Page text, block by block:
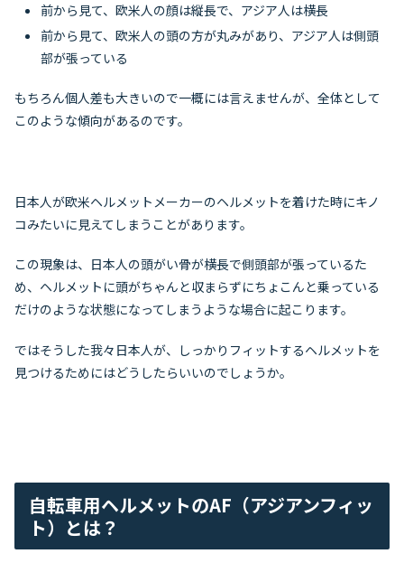
前から見て、欧米人の顔は縦長で、アジア人は横長
前から見て、欧米人の頭の方が丸みがあり、アジア人は側頭
部が張っている
もちろん個人差も大きいので一概には言えませんが、全体として
このような傾向があるのです。
日本人が欧米ヘルメットメーカーのヘルメットを着けた時にキノ
コみたいに見えてしまうことがあります。
この現象は、日本人の頭がい骨が横長で側頭部が張っているた
め、ヘルメットに頭がちゃんと収まらずにちょこんと乗っている
だけのような状態になってしまうような場合に起こります。
ではそうした我々日本人が、しっかりフィットするヘルメットを
見つけるためにはどうしたらいいのでしょうか。
自転車用ヘルメットのAF（アジアンフィッ
ト）とは？